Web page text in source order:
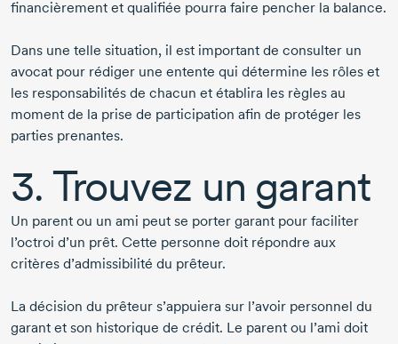
financièrement et qualifiée pourra faire pencher la balance.
Dans une telle situation, il est important de consulter un
avocat pour rédiger une entente qui détermine les rôles et
les responsabilités de chacun et établira les règles au
moment de la prise de participation afin de protéger les
parties prenantes.
3. Trouvez un garant
Un parent ou un ami peut se porter garant pour faciliter
l’octroi d’un prêt. Cette personne doit répondre aux
critères d’admissibilité du prêteur.
La décision du prêteur s’appuiera sur l’avoir personnel du
garant et son historique de crédit. Le parent ou l’ami doit